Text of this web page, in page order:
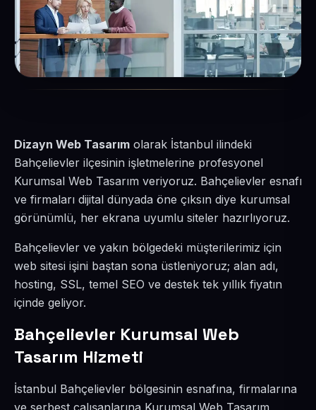
Dizayn Web Tasarım olarak İstanbul ilindeki
Bahçelievler ilçesinin işletmelerine profesyonel
Kurumsal Web Tasarım veriyoruz. Bahçelievler esnafı
ve firmaları dijital dünyada öne çıksın diye kurumsal
görünümlü, her ekrana uyumlu siteler hazırlıyoruz.
Bahçelievler ve yakın bölgedeki müşterilerimiz için
web sitesi işini baştan sona üstleniyoruz; alan adı,
hosting, SSL, temel SEO ve destek tek yıllık fiyatın
içinde geliyor.
Bahçelievler Kurumsal Web
Tasarım Hizmeti
İstanbul Bahçelievler bölgesinin esnafına, firmalarına
ve serbest çalışanlarına Kurumsal Web Tasarım